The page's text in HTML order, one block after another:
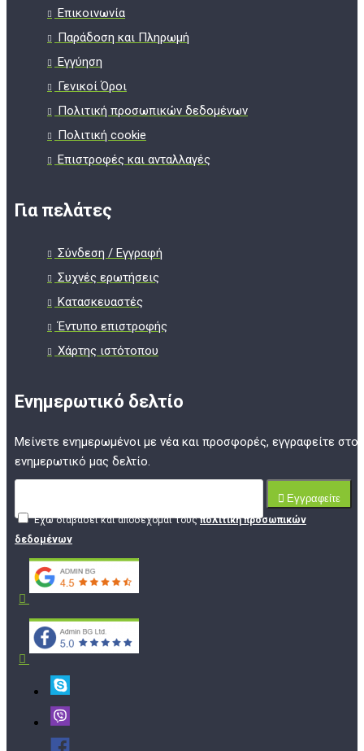
Επικοινωνία
Παράδοση και Πληρωμή
Εγγύηση
Γενικοί Όροι
Πολιτική προσωπικών δεδομένων
Πολιτική cookie
Επιστροφές και ανταλλαγές
Για πελάτες
Σύνδεση / Εγγραφή
Συχνές ερωτήσεις
Κατασκευαστές
Έντυπο επιστροφής
Χάρτης ιστότοπου
Ενημερωτικό δελτίο
Μείνετε ενημερωμένοι με νέα και προσφορές, εγγραφείτε στο
ενημερωτικό μας δελτίο.
Εγγραφείτε
Έχω διαβάσει και αποδέχομαι τουςπολιτική προσωπικών
δεδομένων